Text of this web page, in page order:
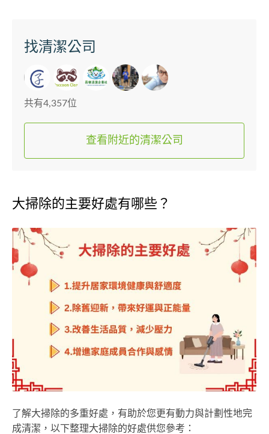
找清潔公司
共有4,357位
查看附近的清潔公司
大掃除的主要好處有哪些？
了解大掃除的多重好處，有助於您更有動力與計劃性地完
成清潔，以下整理大掃除的好處供您參考：